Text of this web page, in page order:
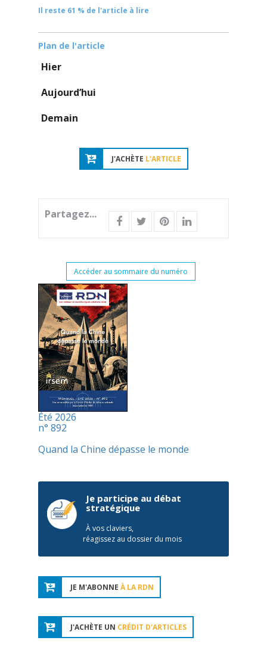
Il reste 61 % de l'article à lire
Plan de l'article
Hier
Aujourd’hui
Demain
J'ACHÈTE L'ARTICLE
Partagez...
Accéder au sommaire du numéro
Été 2026
n° 892
Quand la Chine dépasse le monde
Je participe au débat
stratégique
À vos claviers,
réagissez au dossier du mois
JE M'ABONNE À LA RDN
J'ACHÈTE UN CRÉDIT D'ARTICLES